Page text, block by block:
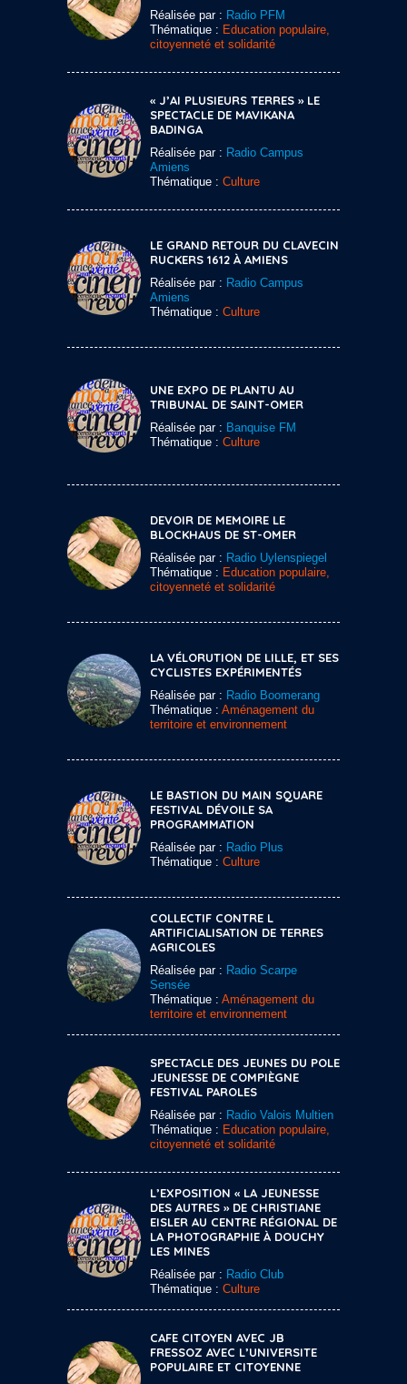
Réalisée par : Radio PFM
Thématique : Education populaire,
citoyenneté et solidarité
« J’AI PLUSIEURS TERRES » LE
SPECTACLE DE MAVIKANA
BADINGA
Réalisée par : Radio Campus
Amiens
Thématique : Culture
LE GRAND RETOUR DU CLAVECIN
RUCKERS 1612 À AMIENS
Réalisée par : Radio Campus
Amiens
Thématique : Culture
UNE EXPO DE PLANTU AU
TRIBUNAL DE SAINT-OMER
Réalisée par : Banquise FM
Thématique : Culture
DEVOIR DE MEMOIRE LE
BLOCKHAUS DE ST-OMER
Réalisée par : Radio Uylenspiegel
Thématique : Education populaire,
citoyenneté et solidarité
LA VÉLORUTION DE LILLE, ET SES
CYCLISTES EXPÉRIMENTÉS
Réalisée par : Radio Boomerang
Thématique : Aménagement du
territoire et environnement
LE BASTION DU MAIN SQUARE
FESTIVAL DÉVOILE SA
PROGRAMMATION
Réalisée par : Radio Plus
Thématique : Culture
COLLECTIF CONTRE L
ARTIFICIALISATION DE TERRES
AGRICOLES
Réalisée par : Radio Scarpe
Sensée
Thématique : Aménagement du
territoire et environnement
SPECTACLE DES JEUNES DU POLE
JEUNESSE DE COMPIÈGNE
FESTIVAL PAROLES
Réalisée par : Radio Valois Multien
Thématique : Education populaire,
citoyenneté et solidarité
L’EXPOSITION « LA JEUNESSE
DES AUTRES » DE CHRISTIANE
EISLER AU CENTRE RÉGIONAL DE
LA PHOTOGRAPHIE À DOUCHY
LES MINES
Réalisée par : Radio Club
Thématique : Culture
CAFE CITOYEN AVEC JB
FRESSOZ AVEC L’UNIVERSITE
POPULAIRE ET CITOYENNE